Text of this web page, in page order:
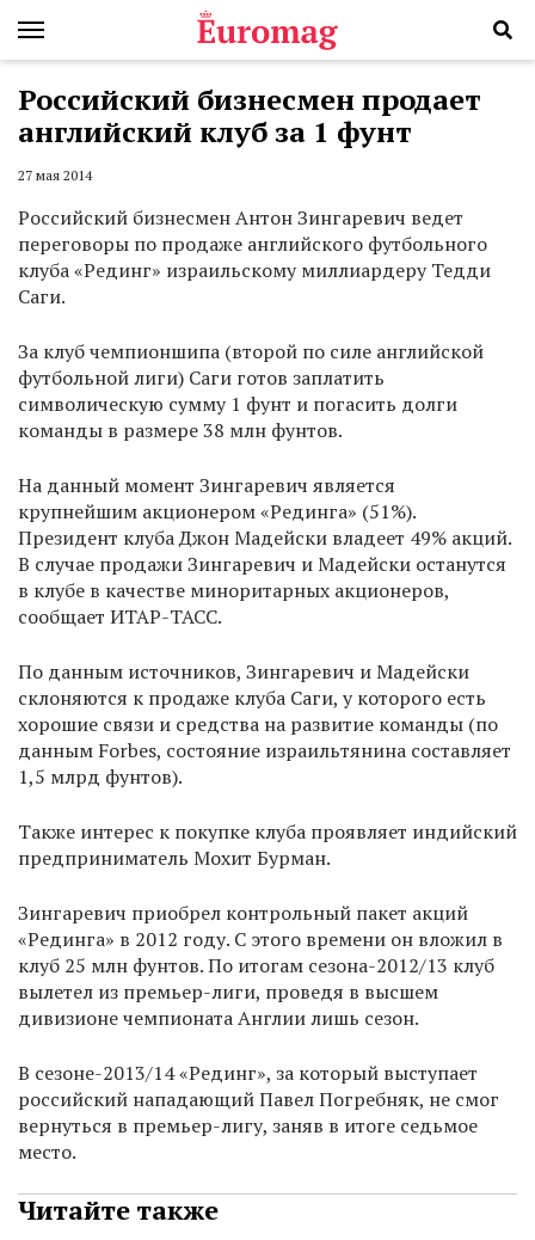
Российский бизнесмен продает
английский клуб за 1 фунт
27 мая 2014
Российский бизнесмен Антон Зингаревич ведет
переговоры по продаже английского футбольного
клуба «Рединг» израильскому миллиардеру Тедди
Саги.
За клуб чемпионшипа (второй по силе английской
футбольной лиги) Саги готов заплатить
символическую сумму 1 фунт и погасить долги
команды в размере 38 млн фунтов.
На данный момент Зингаревич является
крупнейшим акционером «Рединга» (51%).
Президент клуба Джон Мадейски владеет 49% акций.
В случае продажи Зингаревич и Мадейски останутся
в клубе в качестве миноритарных акционеров,
сообщает ИТАР-ТАСС.
По данным источников, Зингаревич и Мадейски
склоняются к продаже клуба Саги, у которого есть
хорошие связи и средства на развитие команды (по
данным Forbes, состояние израильтянина составляет
1,5 млрд фунтов).
Также интерес к покупке клуба проявляет индийский
предприниматель Мохит Бурман.
Зингаревич приобрел контрольный пакет акций
«Рединга» в 2012 году. С этого времени он вложил в
клуб 25 млн фунтов. По итогам сезона-2012/13 клуб
вылетел из премьер-лиги, проведя в высшем
дивизионе чемпионата Англии лишь сезон.
В сезоне-2013/14 «Рединг», за который выступает
российский нападающий Павел Погребняк, не смог
вернуться в премьер-лигу, заняв в итоге седьмое
место.
Читайте также